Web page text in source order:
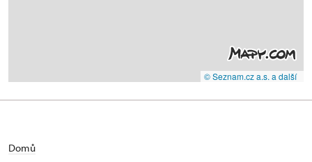
© Seznam.cz a.s. a další
Domů